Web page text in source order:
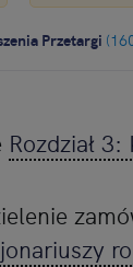
Przetargi
Rozdział